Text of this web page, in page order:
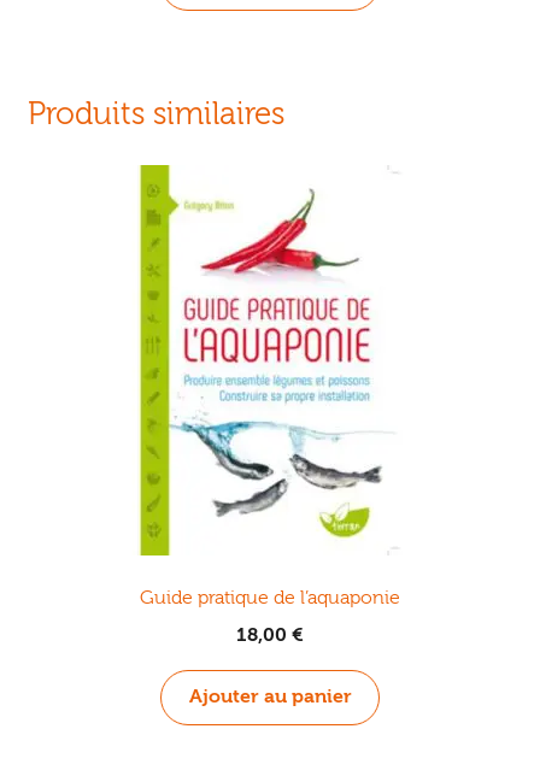
Produits similaires
Guide pratique de l’aquaponie
18,00 €
Ajouter au panier